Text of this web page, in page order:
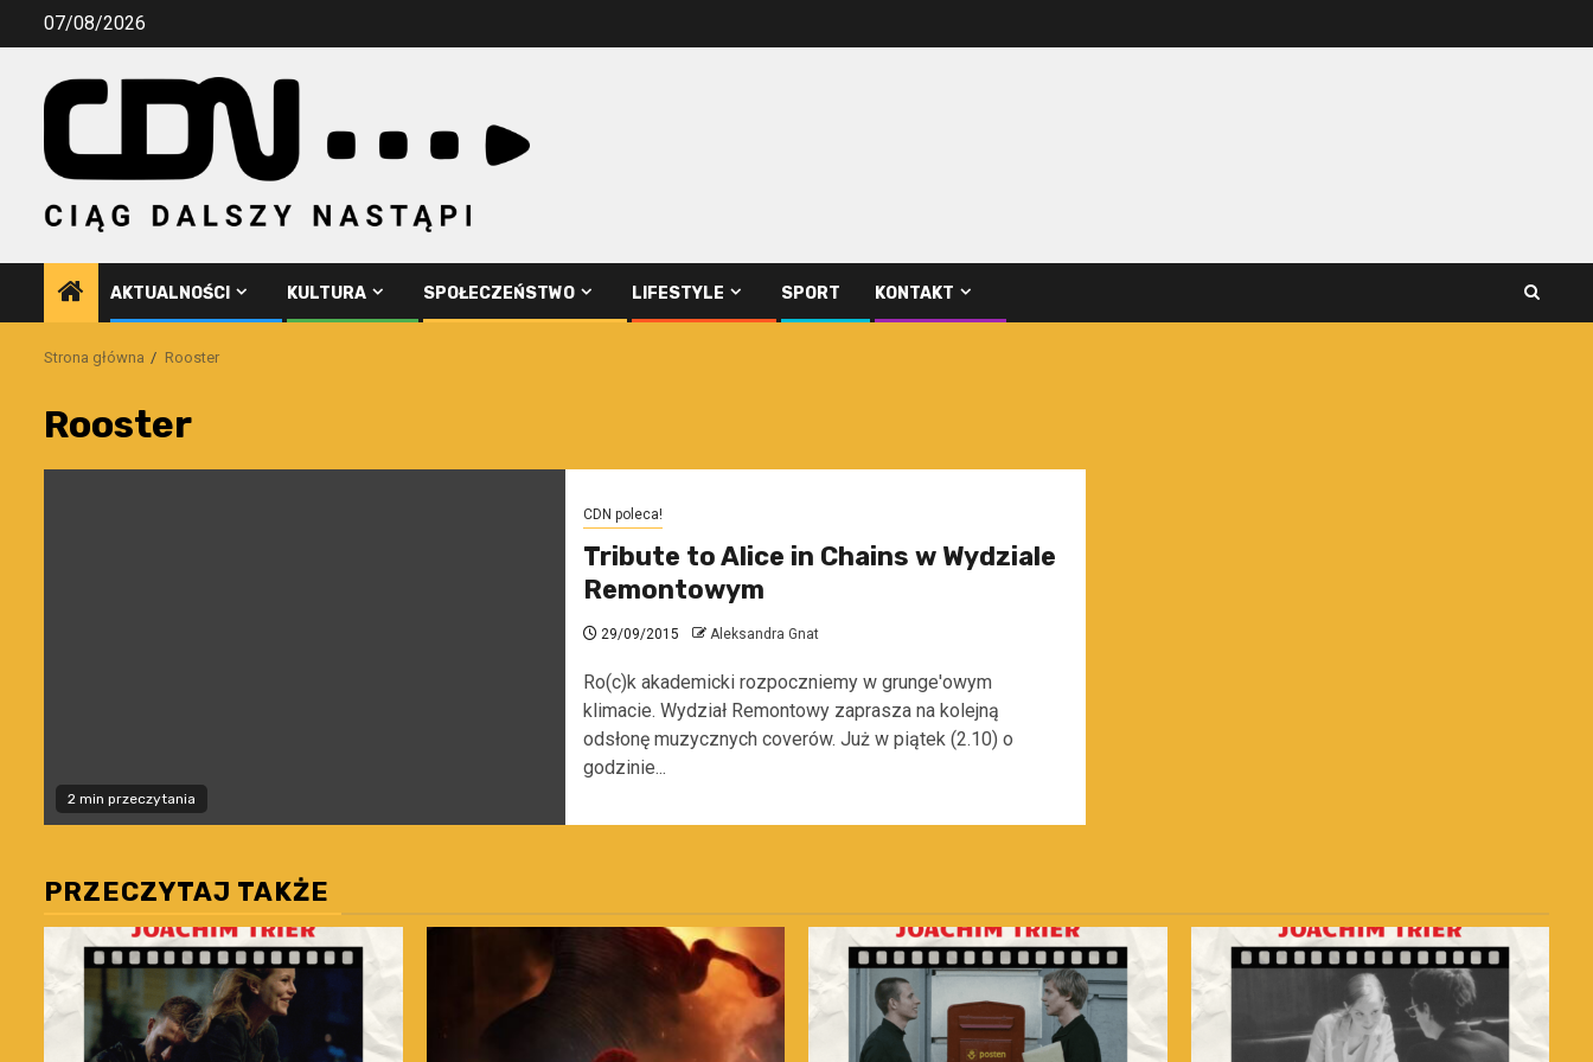
Przejdź07/08/2026
AKTUALNOŚCI KULTURA SPOŁECZEŃSTWO LIFESTYLE SPORT KONTAKT
Strona główna Rooster
Rooster
2 min przeczytania
CDN poleca!
Tribute to Alice in Chains w Wydziale
Remontowym
29/09/2015 Aleksandra Gnat
Ro(c)k akademicki rozpoczniemy w grunge'owym
klimacie. Wydział Remontowy zaprasza na kolejną
odsłonę muzycznych coverów. Już w piątek (2.10) o
godzinie...
PRZECZYTAJ TAKŻE